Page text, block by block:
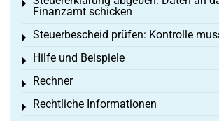
Finanzamt schicken
Toggle menu
Steuerbescheid prüfen: Kontrolle
Toggle menu
Hilfe und Beispiele
Toggle menu
Rechner
Toggle menu
Rechtliche Informationen
Toggle menu